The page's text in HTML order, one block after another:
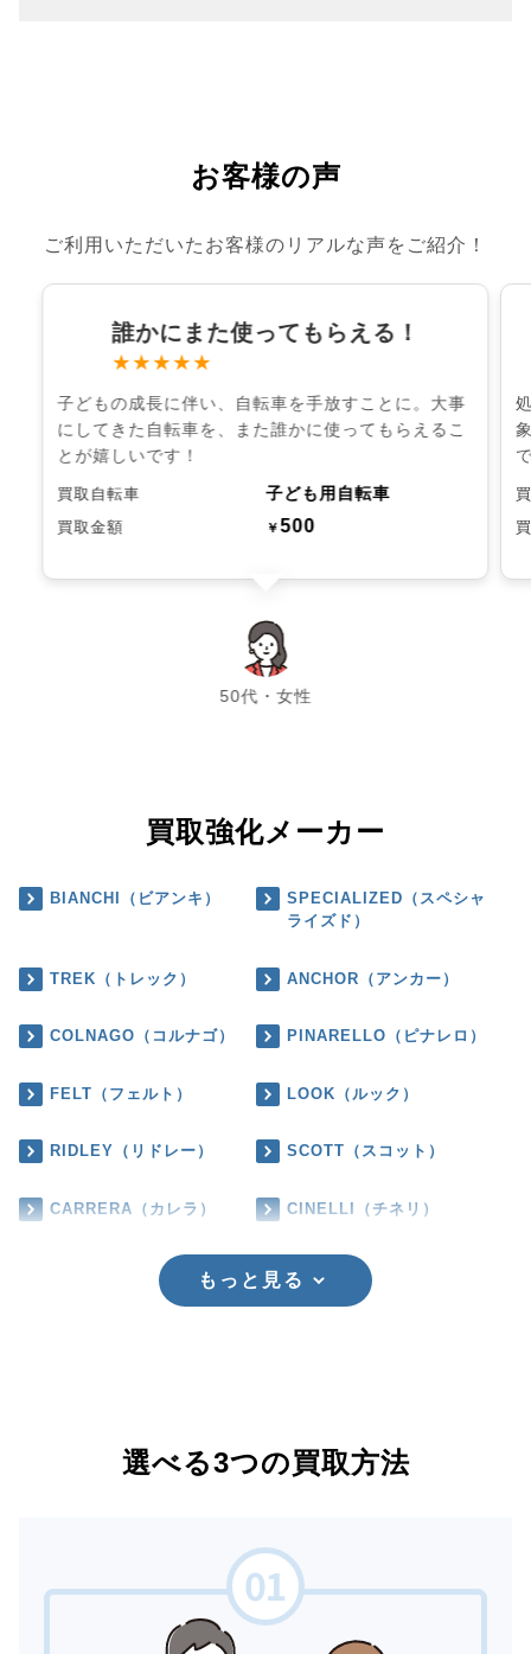
お客様の声
ご利用いただいたお客様のリアルな声をご紹介！
誰かにまた使ってもらえる！
★★★★★
子どもの成長に伴い、自転車を手放すことに。大事
にしてきた自転車を、また誰かに使ってもらえるこ
とが嬉しいです！
買取自転車 子ども用自転車
買取金額 ￥500
50代・女性
chevron_left chevron_right
買取強化メーカー
BIANCHI（ビアンキ）
SPECIALIZED（スペシャ
ライズド）
TREK（トレック） ANCHOR（アンカー）
COLNAGO（コルナゴ） PINARELLO（ピナレロ）
FELT（フェルト） LOOK（ルック）
RIDLEY（リドレー） SCOTT（スコット）
CARRERA（カレラ） CINELLI（チネリ）
もっと見る
選べる3つの買取方法